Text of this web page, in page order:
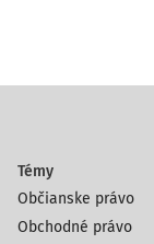
Témy
Občianske právo
Obchodné právo